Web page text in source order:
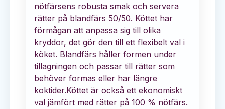
nötfärsens robusta smak och servera
rätter på blandfärs 50/50. Köttet har
förmågan att anpassa sig till olika
kryddor, det gör den till ett flexibelt val i
köket. Blandfärs håller formen under
tillagningen och passar till rätter som
behöver formas eller har längre
koktider.Köttet är också ett ekonomiskt
val jämfört med rätter på 100 % nötfärs.